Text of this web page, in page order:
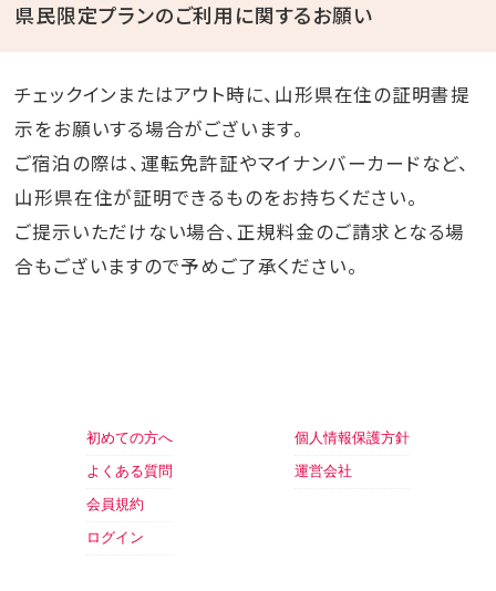
県民限定プランのご利用に関するお願い
チェックインまたはアウト時に、山形県在住の証明書提
示をお願いする場合がございます。
ご宿泊の際は、運転免許証やマイナンバーカードなど、
山形県在住が証明できるものをお持ちください。
ご提示いただけない場合、正規料金のご請求となる場
合もございますので予めご了承ください。
初めての方へ
よくある質問
会員規約
ログイン
個人情報保護方針
運営会社